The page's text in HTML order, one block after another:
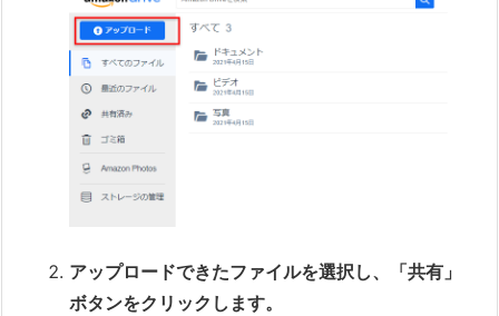
アップロードできたファイルを選択し、「共有」
ボタンをクリックします。